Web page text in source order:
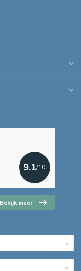
9.1/10
Bekijk meer